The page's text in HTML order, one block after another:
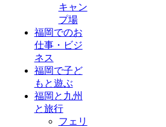
キャン
プ場
福岡でのお
仕事・ビジ
ネス
福岡で子ど
もと遊ぶ
福岡と九州
と旅行
フェリ